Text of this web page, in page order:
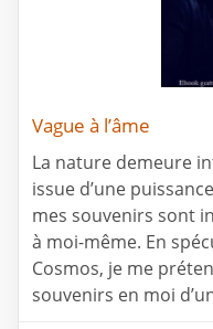
Vague à l’âme
La nature demeure
issue d’une
mes souvenirs sont
à moi-même. En
Cosmos, je me
souvenirs en moi